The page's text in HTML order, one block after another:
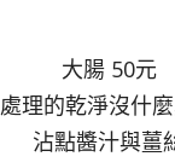
大腸 50元
處理的乾淨沒什
沾點醬汁與薑